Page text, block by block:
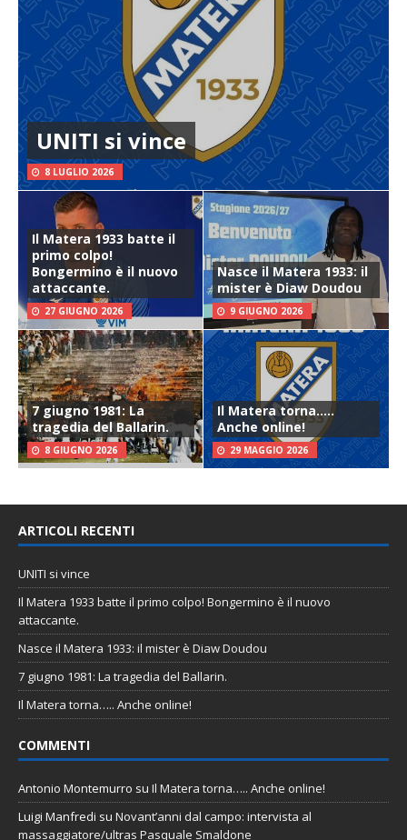
UNITI si vince
8 LUGLIO 2026
Il Matera 1933 batte il
primo colpo!
Bongermino è il nuovo
attaccante.
27 GIUGNO 2026
Nasce il Matera 1933: il
mister è Diaw Doudou
9 GIUGNO 2026
7 giugno 1981: La
tragedia del Ballarin.
8 GIUGNO 2026
Il Matera torna…..
Anche online!
29 MAGGIO 2026
ARTICOLI RECENTI
UNITI si vince
Il Matera 1933 batte il primo colpo! Bongermino è il nuovo
attaccante.
Nasce il Matera 1933: il mister è Diaw Doudou
7 giugno 1981: La tragedia del Ballarin.
Il Matera torna….. Anche online!
COMMENTI
Antonio Montemurro su Il Matera torna….. Anche online!
Luigi Manfredi su Novant’anni dal campo: intervista al
massaggiatore/ultras Pasquale Smaldone